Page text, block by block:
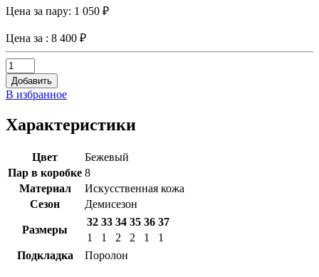
Цена за пару: 1 050 ₽
Цена за : 8 400 ₽
Добавить
В избранное
Характеристики
Цвет
Бежевый
Пар в коробке 8
Материал
Искусственная кожа
Сезон
Демисезон
Размеры
32 33 34 35 36 37
1
1 2 2 1
1
Подкладка
Поролон